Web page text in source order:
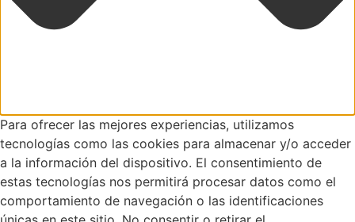
Para ofrecer las mejores experiencias, utilizamos
tecnologías como las cookies para almacenar y/o acceder
a la información del dispositivo. El consentimiento de
estas tecnologías nos permitirá procesar datos como el
comportamiento de navegación o las identificaciones